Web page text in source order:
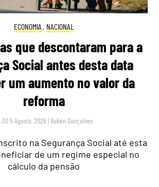
ECONOMIA , NACIONAL
que descontaram para a
Social antes desta data
um aumento no valor da
reforma
5 Agosto, 2026 | Rubén Gonçalves
na Segurança Social até esta
de um regime especial no
cálculo da pensão